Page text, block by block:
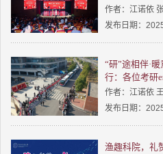
作者：江诺依
发布日期：
“研”途相伴·暖
行：各位考研
作者：江诺依
发布日期：
渔趣科院，礼